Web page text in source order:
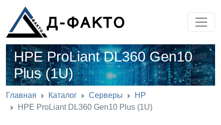
HPE ProLiant DL360 Gen10
Plus (1U)
Главная Каталог Серверы
HP
HPE ProLiant DL360 Gen10 Plus (1U)